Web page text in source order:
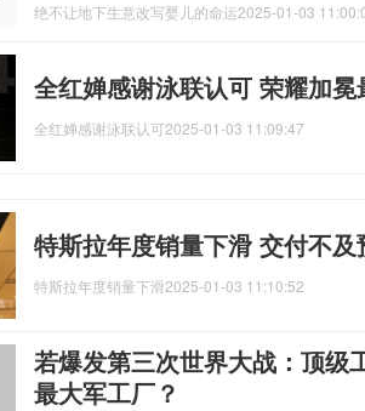
绝不让地下生意改写婴儿的命运2025-01-03
全红婵感谢泳联认可 荣耀加
全红婵感谢泳联认可2025-01-03 11:09:47
特斯拉年度销量下滑 交付不
特斯拉年度销量下滑2025-01-03 11:10:52
若爆发第三次世界大战：顶级
最大军工厂？